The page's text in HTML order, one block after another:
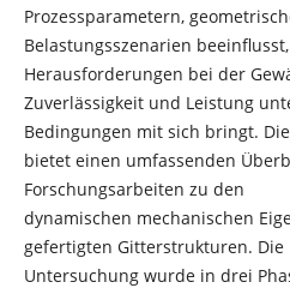
Prozessparametern,
Belastungsszenarien
Herausforderungen bei der
Zuverlässigkeit und Leistung
Bedingungen mit sich bringt.
bietet einen umfassenden
Forschungsarbeiten zu den
dynamischen mechanischen
gefertigten Gitterstrukturen. Die
Untersuchung wurde in drei